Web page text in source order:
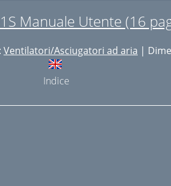
Manuale Utente (16
Ventilatori/Asciugatori ad aria |
Indice